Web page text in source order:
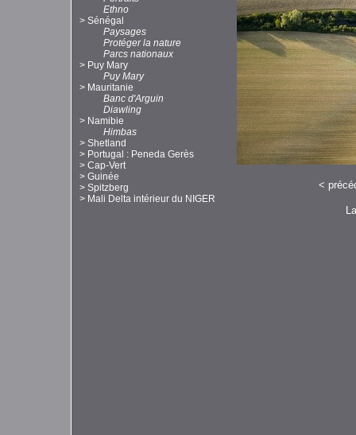
Ethno
> Sénégal
Paysages
Protéger la nature
Parcs nationaux
> Puy Mary
Puy Mary
> Mauritanie
Banc d'Arguin
Diawling
> Namibie
Himbas
> Shetland
> Portugal : Peneda Gerès
> Cap-Vert
> Guinée
> Spitzberg
> Mali Delta intérieur du NIGER
<